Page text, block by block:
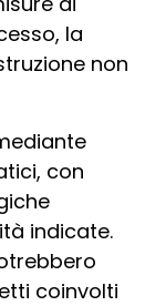
la
non
con
indicate.
coinvolti